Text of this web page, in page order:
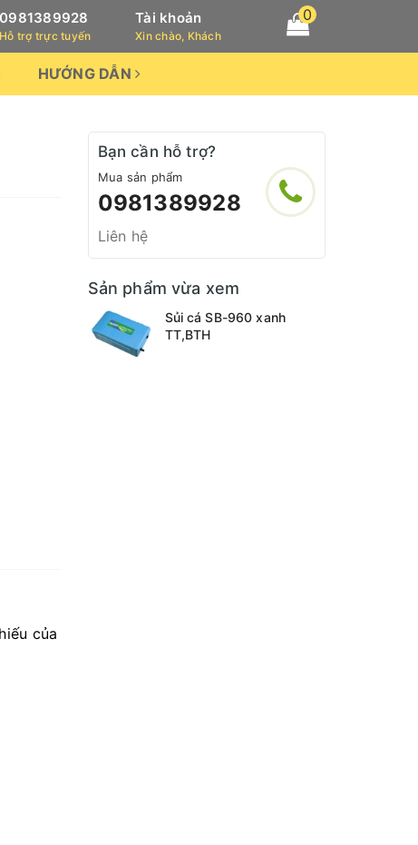
0981389928
Hỗ trợ trực tuyến
Tài khoản
Xin chào, Khách
0
HƯỚNG DẪN
của
Bạn cần hỗ trợ?
Mua sản phẩm
0981389928
Liên hệ
Sản phẩm vừa xem
Sủi cá SB-960 xanh
TT,BTH